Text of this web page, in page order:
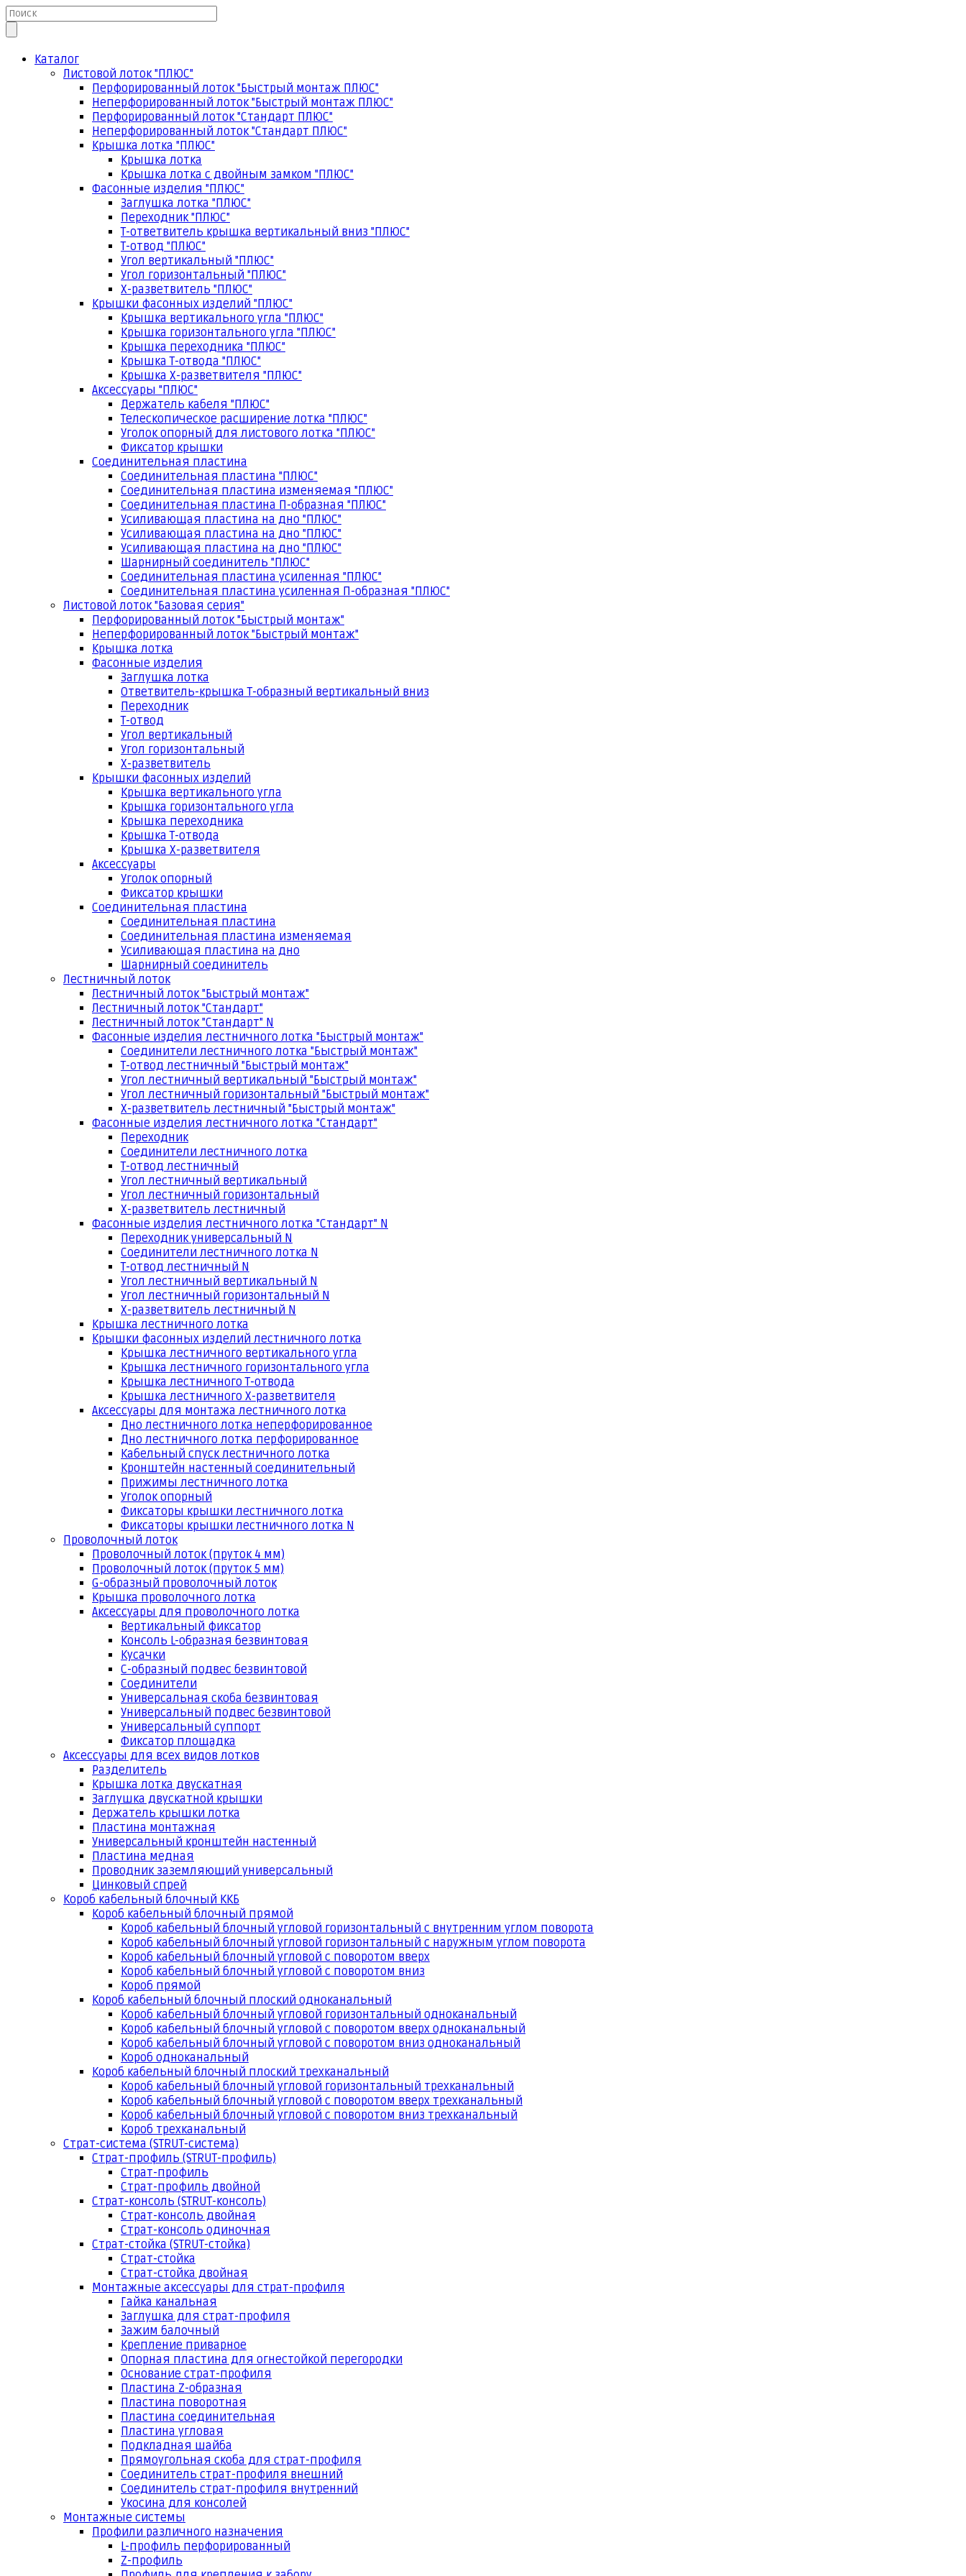
Каталог
Листовой лоток "ПЛЮС"
Перфорированный лоток "Быстрый монтаж ПЛЮС"
Неперфорированный лоток "Быстрый монтаж ПЛЮС"
Перфорированный лоток "Стандарт ПЛЮС"
Неперфорированный лоток "Стандарт ПЛЮС"
Крышка лотка "ПЛЮС"
Крышка лотка
Крышка лотка с двойным замком "ПЛЮС"
Фасонные изделия "ПЛЮС"
Заглушка лотка "ПЛЮС"
Переходник "ПЛЮС"
Т-ответвитель крышка вертикальный вниз "ПЛЮС"
Т-отвод "ПЛЮС"
Угол вертикальный "ПЛЮС"
Угол горизонтальный "ПЛЮС"
Х-разветвитель "ПЛЮС"
Крышки фасонных изделий "ПЛЮС"
Крышка вертикального угла "ПЛЮС"
Крышка горизонтального угла "ПЛЮС"
Крышка переходника "ПЛЮС"
Крышка Т-отвода "ПЛЮС"
Крышка Х-разветвителя "ПЛЮС"
Аксессуары "ПЛЮС"
Держатель кабеля "ПЛЮС"
Телескопическое расширение лотка "ПЛЮС"
Уголок опорный для листового лотка "ПЛЮС"
Фиксатор крышки
Соединительная пластина
Соединительная пластина "ПЛЮС"
Соединительная пластина изменяемая "ПЛЮС"
Соединительная пластина П-образная "ПЛЮС"
Усиливающая пластина на дно "ПЛЮС"
Усиливающая пластина на дно "ПЛЮС"
Усиливающая пластина на дно "ПЛЮС"
Шарнирный соединитель "ПЛЮС"
Соединительная пластина усиленная "ПЛЮС"
Соединительная пластина усиленная П-образная "ПЛЮС"
Листовой лоток "Базовая серия"
Перфорированный лоток "Быстрый монтаж"
Неперфорированный лоток "Быстрый монтаж"
Крышка лотка
Фасонные изделия
Заглушка лотка
Ответвитель-крышка Т-образный вертикальный вниз
Переходник
Т-отвод
Угол вертикальный
Угол горизонтальный
Х-разветвитель
Крышки фасонных изделий
Крышка вертикального угла
Крышка горизонтального угла
Крышка переходника
Крышка Т-отвода
Крышка Х-разветвителя
Аксессуары
Уголок опорный
Фиксатор крышки
Соединительная пластина
Соединительная пластина
Соединительная пластина изменяемая
Усиливающая пластина на дно
Шарнирный соединитель
Лестничный лоток
Лестничный лоток "Быстрый монтаж"
Лестничный лоток "Стандарт"
Лестничный лоток "Стандарт" N
Фасонные изделия лестничного лотка "Быстрый монтаж"
Соединители лестничного лотка "Быстрый монтаж"
Т-отвод лестничный "Быстрый монтаж"
Угол лестничный вертикальный "Быстрый монтаж"
Угол лестничный горизонтальный "Быстрый монтаж"
Х-разветвитель лестничный "Быстрый монтаж"
Фасонные изделия лестничного лотка "Стандарт"
Переходник
Соединители лестничного лотка
Т-отвод лестничный
Угол лестничный вертикальный
Угол лестничный горизонтальный
Х-разветвитель лестничный
Фасонные изделия лестничного лотка "Стандарт" N
Переходник универсальный N
Соединители лестничного лотка N
Т-отвод лестничный N
Угол лестничный вертикальный N
Угол лестничный горизонтальный N
Х-разветвитель лестничный N
Крышка лестничного лотка
Крышки фасонных изделий лестничного лотка
Крышка лестничного вертикального угла
Крышка лестничного горизонтального угла
Крышка лестничного Т-отвода
Крышка лестничного Х-разветвителя
Аксессуары для монтажа лестничного лотка
Дно лестничного лотка неперфорированное
Дно лестничного лотка перфорированное
Кабельный спуск лестничного лотка
Кронштейн настенный соединительный
Прижимы лестничного лотка
Уголок опорный
Фиксаторы крышки лестничного лотка
Фиксаторы крышки лестничного лотка N
Проволочный лоток
Проволочный лоток (пруток 4 мм)
Проволочный лоток (пруток 5 мм)
G-образный проволочный лоток
Крышка проволочного лотка
Аксессуары для проволочного лотка
Вертикальный фиксатор
Консоль L-образная безвинтовая
Кусачки
С-образный подвес безвинтовой
Соединители
Универсальная скоба безвинтовая
Универсальный подвес безвинтовой
Универсальный суппорт
Фиксатор площадка
Аксессуары для всех видов лотков
Разделитель
Крышка лотка двускатная
Заглушка двускатной крышки
Держатель крышки лотка
Пластина монтажная
Универсальный кронштейн настенный
Пластина медная
Проводник заземляющий универсальный
Цинковый спрей
Короб кабельный блочный ККБ
Короб кабельный блочный прямой
Короб кабельный блочный угловой горизонтальный с внутренним углом поворота
Короб кабельный блочный угловой горизонтальный с наружным углом поворота
Короб кабельный блочный угловой с поворотом вверх
Короб кабельный блочный угловой с поворотом вниз
Короб прямой
Короб кабельный блочный плоский одноканальный
Короб кабельный блочный угловой горизонтальный одноканальный
Короб кабельный блочный угловой с поворотом вверх одноканальный
Короб кабельный блочный угловой с поворотом вниз одноканальный
Короб одноканальный
Короб кабельный блочный плоский трехканальный
Короб кабельный блочный угловой горизонтальный трехканальный
Короб кабельный блочный угловой с поворотом вверх трехканальный
Короб кабельный блочный угловой с поворотом вниз трехканальный
Короб трехканальный
Страт-система (STRUT-система)
Страт-профиль (STRUT-профиль)
Страт-профиль
Страт-профиль двойной
Страт-консоль (STRUT-консоль)
Страт-консоль двойная
Страт-консоль одиночная
Страт-стойка (STRUT-стойка)
Страт-стойка
Страт-стойка двойная
Монтажные аксессуары для страт-профиля
Гайка канальная
Заглушка для страт-профиля
Зажим балочный
Крепление приварное
Опорная пластина для огнестойкой перегородки
Основание страт-профиля
Пластина Z-образная
Пластина поворотная
Пластина соединительная
Пластина угловая
Подкладная шайба
Прямоугольная скоба для страт-профиля
Соединитель страт-профиля внешний
Соединитель страт-профиля внутренний
Укосина для консолей
Монтажные системы
Профили различного назначения
L-профиль перфорированный
Z-профиль